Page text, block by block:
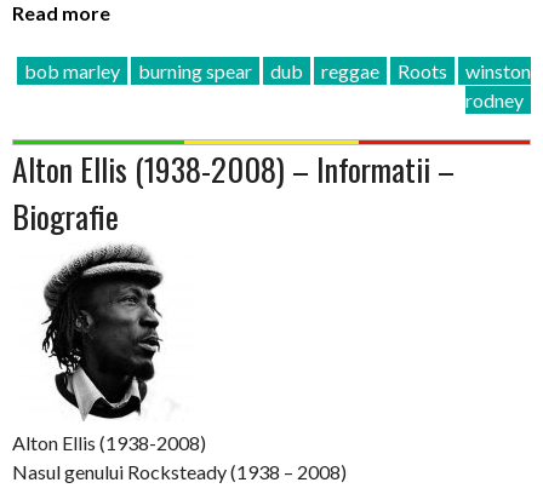
Read more
bob marley burning spear dub reggae Roots
winston
rodney
Alton Ellis (1938-2008) – Informatii –
Biografie
Alton Ellis (1938-2008)
Nasul genului Rocksteady (1938 – 2008)